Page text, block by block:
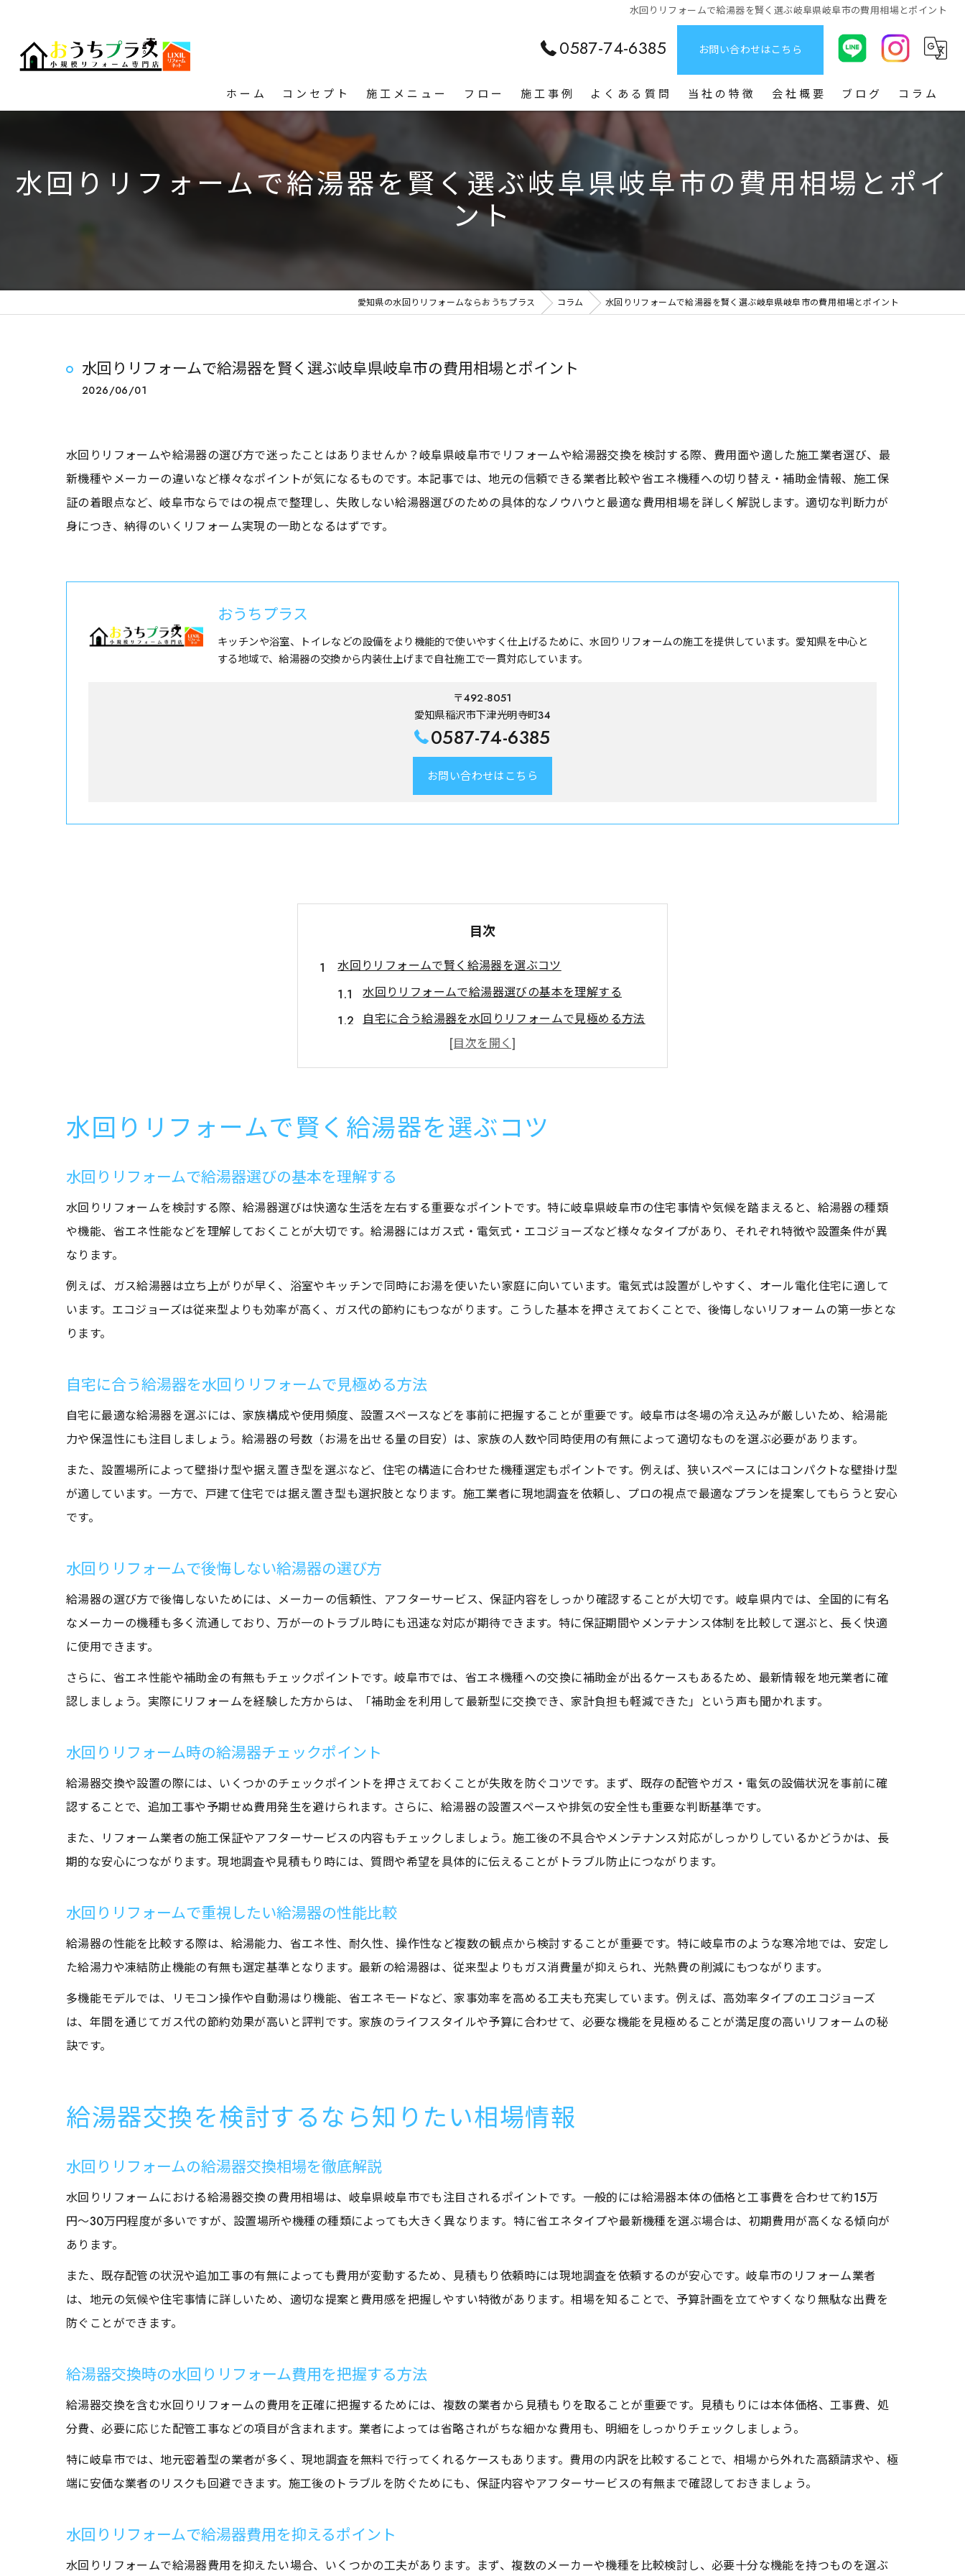
水回りリフォームで給湯器を賢く選ぶ岐阜県岐阜市の費用相場とポイント
0587-74-6385 お問い合わせはこちら
ホーム コンセプト 施工メニュー フロー 施工事例 よくある質問 当社の特徴
お風呂
洗面台
キッチン
会社概要 ブログ コラム
水回りリフォームで給湯器を賢く選ぶ岐阜県岐阜市の費用相場とポイ
ント
愛知県の水回りリフォームならおうちプラス コラム 水回りリフォームで給湯器を賢く選ぶ岐阜県岐阜市の費用相場とポイント
水回りリフォームで給湯器を賢く選ぶ岐阜県岐阜市の費用相場とポイント
2026/06/01
水回りリフォームや給湯器の選び方で迷ったことはありませんか？岐阜県岐阜市でリフォームや給湯器交換を検討する際、費用面や適した施工業者選び、最
新機種やメーカーの違いなど様々なポイントが気になるものです。本記事では、地元の信頼できる業者比較や省エネ機種への切り替え・補助金情報、施工保
証の着眼点など、岐阜市ならではの視点で整理し、失敗しない給湯器選びのための具体的なノウハウと最適な費用相場を詳しく解説します。適切な判断力が
身につき、納得のいくリフォーム実現の一助となるはずです。
おうちプラス
キッチンや浴室、トイレなどの設備をより機能的で使いやすく仕上げるために、水回りリフォームの施工を提供しています。愛知県を中心と
する地域で、給湯器の交換から内装仕上げまで自社施工で一貫対応しています。
〒492-8051
愛知県稲沢市下津光明寺町34
0587-74-6385
お問い合わせはこちら
目次
水回りリフォームで賢く給湯器を選ぶコツ
水回りリフォームで給湯器選びの基本を理解する
自宅に合う給湯器を水回りリフォームで見極める方法
水回りリフォームで後悔しない給湯器の選び方
水回りリフォーム時の給湯器チェックポイント
給湯器交換を検討するなら知りたい相場情報
給湯器交換時の水回りリフォーム費用を把握する方法
水回りリフォームで給湯器費用を抑えるポイント
給湯器のリフォーム相場と水回り施工の関係性
工事費用や保証を重視した依頼先の選び方
水回りリフォームで信頼できる依頼先を見極める
工事費用が明確な水回りリフォーム業者の特徴
水回りリフォームと給湯器保証の重要なチェック法
省エネ給湯器へ切り替える際のメリットとは
水回りリフォームで省エネ給湯器に切り替える利点
省エネ給湯器の導入で水回りリフォーム費用を節約
水回りリフォームで選ぶ省エネ給湯器の魅力を解説
補助金活用で費用負担を減らすリフォーム術
水回りリフォームで活用できる給湯器補助金制度
水回りリフォーム費用を補助金で抑えるポイント
給湯器リフォーム時の補助金申請の流れと注意点
後悔しない水回りリフォームの秘訣を解説
水回りリフォームで後悔しないための事前準備
給湯器選びで失敗しない水回りリフォーム術
水回りリフォームのトラブル回避ポイントを解説
給湯器リフォーム後の満足度を高めるチェック項目
水回りリフォームで賢く給湯器を選ぶコツ
水回りリフォームで給湯器選びの基本を理解する
水回りリフォームを検討する際、給湯器選びは快適な生活を左右する重要なポイントです。特に岐阜県岐阜市の住宅事情や気候を踏まえると、給湯器の種類
や機能、省エネ性能などを理解しておくことが大切です。給湯器にはガス式・電気式・エコジョーズなど様々なタイプがあり、それぞれ特徴や設置条件が異
なります。
例えば、ガス給湯器は立ち上がりが早く、浴室やキッチンで同時にお湯を使いたい家庭に向いています。電気式は設置がしやすく、オール電化住宅に適して
います。エコジョーズは従来型よりも効率が高く、ガス代の節約にもつながります。こうした基本を押さえておくことで、後悔しないリフォームの第一歩とな
ります。
自宅に合う給湯器を水回りリフォームで見極める方法
自宅に最適な給湯器を選ぶには、家族構成や使用頻度、設置スペースなどを事前に把握することが重要です。岐阜市は冬場の冷え込みが厳しいため、給湯能
力や保温性にも注目しましょう。給湯器の号数（お湯を出せる量の目安）は、家族の人数や同時使用の有無によって適切なものを選ぶ必要があります。
また、設置場所によって壁掛け型や据え置き型を選ぶなど、住宅の構造に合わせた機種選定もポイントです。例えば、狭いスペースにはコンパクトな壁掛け型
が適しています。一方で、戸建て住宅では据え置き型も選択肢となります。施工業者に現地調査を依頼し、プロの視点で最適なプランを提案してもらうと安心
です。
水回りリフォームで後悔しない給湯器の選び方
給湯器の選び方で後悔しないためには、メーカーの信頼性、アフターサービス、保証内容をしっかり確認することが大切です。岐阜県内では、全国的に有名
なメーカーの機種も多く流通しており、万が一のトラブル時にも迅速な対応が期待できます。特に保証期間やメンテナンス体制を比較して選ぶと、長く快適
に使用できます。
さらに、省エネ性能や補助金の有無もチェックポイントです。岐阜市では、省エネ機種への交換に補助金が出るケースもあるため、最新情報を地元業者に確
認しましょう。実際にリフォームを経験した方からは、「補助金を利用して最新型に交換でき、家計負担も軽減できた」という声も聞かれます。
水回りリフォーム時の給湯器チェックポイント
給湯器交換や設置の際には、いくつかのチェックポイントを押さえておくことが失敗を防ぐコツです。まず、既存の配管やガス・電気の設備状況を事前に確
認することで、追加工事や予期せぬ費用発生を避けられます。さらに、給湯器の設置スペースや排気の安全性も重要な判断基準です。
また、リフォーム業者の施工保証やアフターサービスの内容もチェックしましょう。施工後の不具合やメンテナンス対応がしっかりしているかどうかは、長
期的な安心につながります。現地調査や見積もり時には、質問や希望を具体的に伝えることがトラブル防止につながります。
水回りリフォームで重視したい給湯器の性能比較
給湯器の性能を比較する際は、給湯能力、省エネ性、耐久性、操作性など複数の観点から検討することが重要です。特に岐阜市のような寒冷地では、安定し
た給湯力や凍結防止機能の有無も選定基準となります。最新の給湯器は、従来型よりもガス消費量が抑えられ、光熱費の削減にもつながります。
多機能モデルでは、リモコン操作や自動湯はり機能、省エネモードなど、家事効率を高める工夫も充実しています。例えば、高効率タイプのエコジョーズ
は、年間を通じてガス代の節約効果が高いと評判です。家族のライフスタイルや予算に合わせて、必要な機能を見極めることが満足度の高いリフォームの秘
訣です。
給湯器交換を検討するなら知りたい相場情報
水回りリフォームの給湯器交換相場を徹底解説
水回りリフォームにおける給湯器交換の費用相場は、岐阜県岐阜市でも注目されるポイントです。一般的には給湯器本体の価格と工事費を合わせて約15万
円〜30万円程度が多いですが、設置場所や機種の種類によっても大きく異なります。特に省エネタイプや最新機種を選ぶ場合は、初期費用が高くなる傾向が
あります。
また、既存配管の状況や追加工事の有無によっても費用が変動するため、見積もり依頼時には現地調査を依頼するのが安心です。岐阜市のリフォーム業者
は、地元の気候や住宅事情に詳しいため、適切な提案と費用感を把握しやすい特徴があります。相場を知ることで、予算計画を立てやすくなり無駄な出費を
防ぐことができます。
給湯器交換時の水回りリフォーム費用を把握する方法
給湯器交換を含む水回りリフォームの費用を正確に把握するためには、複数の業者から見積もりを取ることが重要です。見積もりには本体価格、工事費、処
分費、必要に応じた配管工事などの項目が含まれます。業者によっては省略されがちな細かな費用も、明細をしっかりチェックしましょう。
特に岐阜市では、地元密着型の業者が多く、現地調査を無料で行ってくれるケースもあります。費用の内訳を比較することで、相場から外れた高額請求や、極
端に安価な業者のリスクも回避できます。施工後のトラブルを防ぐためにも、保証内容やアフターサービスの有無まで確認しておきましょう。
水回りリフォームで給湯器費用を抑えるポイント
水回りリフォームで給湯器費用を抑えたい場合、いくつかの工夫があります。まず、複数のメーカーや機種を比較検討し、必要十分な機能を持つものを選ぶ
お問い合わせはこちら
お問い合わせはこちら